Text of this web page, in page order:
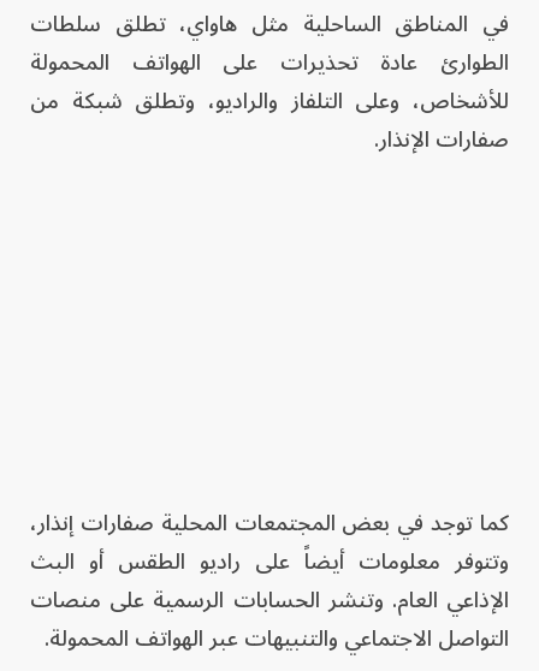
في المناطق الساحلية مثل هاواي، تطلق سلطات
الطوارئ عادة تحذيرات على الهواتف المحمولة
للأشخاص، وعلى التلفاز والراديو، وتطلق شبكة من
صفارات الإنذار.
كما توجد في بعض المجتمعات المحلية صفارات إنذار،
وتتوفر معلومات أيضاً على راديو الطقس أو البث
الإذاعي العام. وتنشر الحسابات الرسمية على منصات
التواصل الاجتماعي والتنبيهات عبر الهواتف المحمولة.